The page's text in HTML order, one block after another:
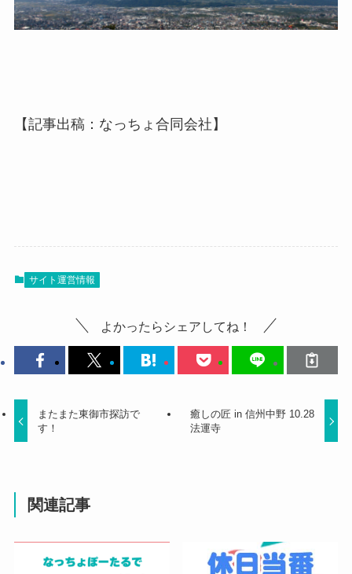
【記事出稿：なっちょ合同会社】
サイト運営情報
よかったらシェアしてね！
またまた東御市探訪で
す！
癒しの匠 in 信州中野 10.28
法運寺
関連記事